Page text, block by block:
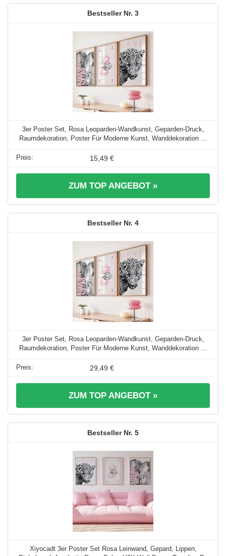
3
3er Poster Set, Rosa Leoparden-Wandkunst, Geparden-Druck,
Raumdekoration, Poster Für Moderne Kunst, Wanddekoration ...
15,49 €
ZUM TOP ANGEBOT »
4
3er Poster Set, Rosa Leoparden-Wandkunst, Geparden-Druck,
Raumdekoration, Poster Für Moderne Kunst, Wanddekoration ...
29,49 €
ZUM TOP ANGEBOT »
5
Xiyocadt 3er Poster Set Rosa Leinwand, Gepard, Lippen,